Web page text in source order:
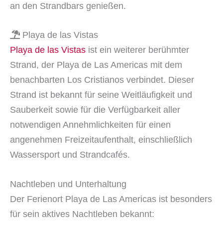
an den Strandbars genießen.
Playa de las Vistas
Playa de las Vistas ist ein weiterer berühmter
Strand, der Playa de Las Americas mit dem
benachbarten Los Cristianos verbindet. Dieser
Strand ist bekannt für seine Weitläufigkeit und
Sauberkeit sowie für die Verfügbarkeit aller
notwendigen Annehmlichkeiten für einen
angenehmen Freizeitaufenthalt, einschließlich
Wassersport und Strandcafés.
Nachtleben und Unterhaltung
Der Ferienort Playa de Las Americas ist besonders
für sein aktives Nachtleben bekannt: